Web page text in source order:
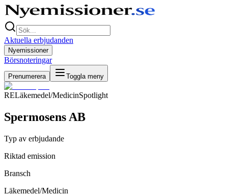
Aktuella erbjudanden
Nyemissioner
Börsnoteringar
Prenumerera Toggla meny
RELäkemedel/MedicinSpotlight
Spermosens AB
Typ av erbjudande
Riktad emission
Bransch
Läkemedel/Medicin